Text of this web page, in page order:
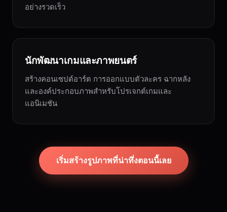
อย่างรวดเร็ว
นักพัฒนาเกมและภาพยนตร์
สร้างคอนเซปต์อาร์ต การออกแบบตัวละคร ฉากหลัง
และองค์ประกอบภาพสำหรับโปรเจกต์เกมและ
แอนิเมชัน
เริ่มสร้างรูปภาพที่น่าทึ่งตอนนี้เลย